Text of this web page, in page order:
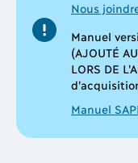
Nous
Manuel
(AJOUTÉ
LORS DE
Manuel